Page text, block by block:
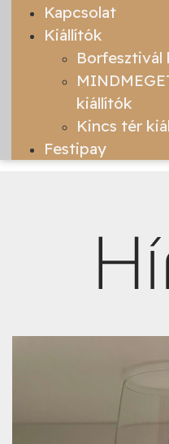
Kapcsolat
Kiállítók
Borfesztivál
kiállítók
Kincs tér
Festipay